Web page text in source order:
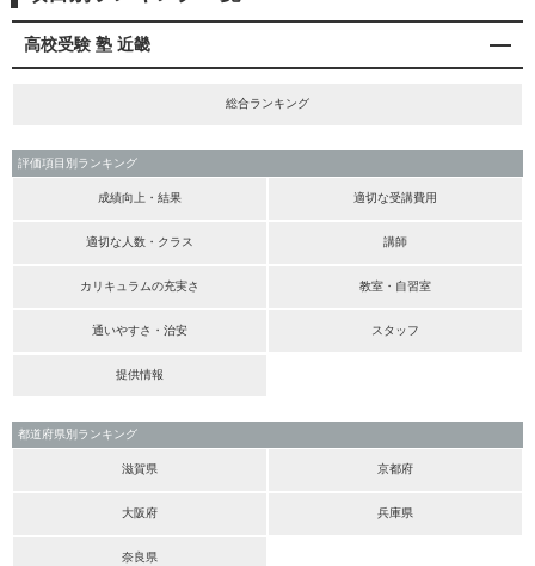
高校受験 塾 近畿
総合ランキング
評価項目別ランキング
成績向上・結果 適切な受講費用
適切な人数・クラス 講師
カリキュラムの充実さ 教室・自習室
通いやすさ・治安 スタッフ
提供情報
都道府県別ランキング
滋賀県 京都府
大阪府 兵庫県
奈良県